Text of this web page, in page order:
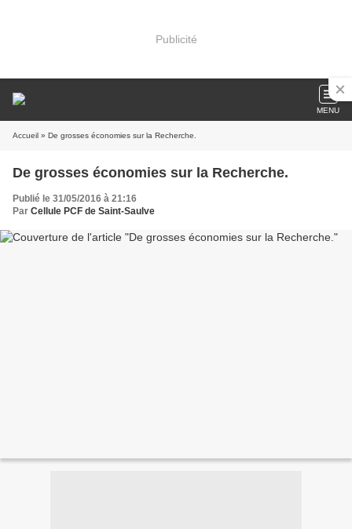
Publicité
MENU
Accueil » De grosses économies sur la Recherche.
De grosses économies sur la Recherche.
Publié le 31/05/2016 à 21:16
Par Cellule PCF de Saint-Saulve